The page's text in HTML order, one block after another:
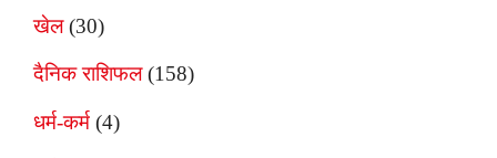
खेल(30)
दैनिक राशिफल(158)
धर्म-कर्म (4)